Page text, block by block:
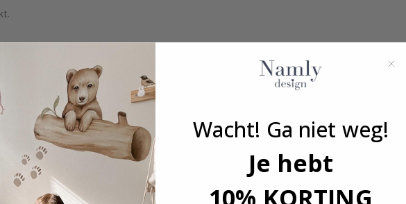
Wacht! Ga niet weg!
Je hebt
10% KORTING